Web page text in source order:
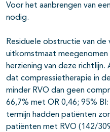
Voor het aanbrengen van
nodig.
Residuele obstructie van de
uitkomstmaat meegenomen
herziening van deze
dat compressietherapie in
minder RVO dan geen
66,7% met OR 0,46; 95%
termijn hadden patiënten
patiënten met RVO (142/